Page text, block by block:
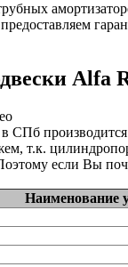
Alfa
СПб
т.к.
если Вы
Наименование